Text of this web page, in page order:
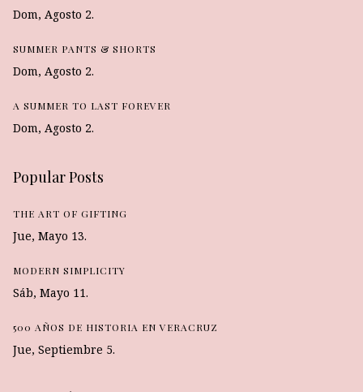
Dom, Agosto 2.
SUMMER PANTS & SHORTS
Dom, Agosto 2.
A SUMMER TO LAST FOREVER
Dom, Agosto 2.
Popular Posts
THE ART OF GIFTING
Jue, Mayo 13.
MODERN SIMPLICITY
Sáb, Mayo 11.
500 AÑOS DE HISTORIA EN VERACRUZ
Jue, Septiembre 5.